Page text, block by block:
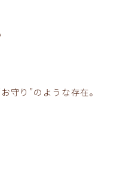
守り”のような存在。